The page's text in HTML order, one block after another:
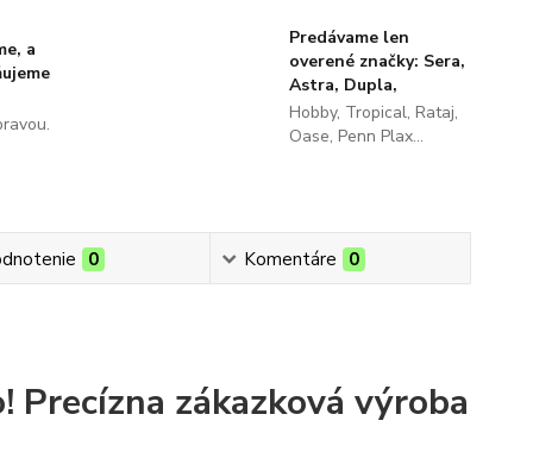
a
Predávame len
overené značky: Sera,
Astra, Dupla,
Hobby, Tropical, Rataj,
Oase, Penn Plax...
0 Komentáre 0
Precízna zákazková výroba